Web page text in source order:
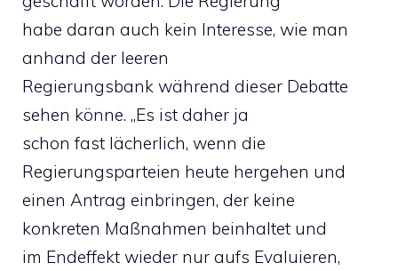
habe daran auch kein Interesse, wie man
anhand der leeren
Regierungsbank während dieser Debatte
sehen könne. „Es ist daher ja
schon fast lächerlich, wenn die
Regierungsparteien heute hergehen und
einen Antrag einbringen, der keine
konkreten Maßnahmen beinhaltet und
im Endeffekt wieder nur aufs Evaluieren,